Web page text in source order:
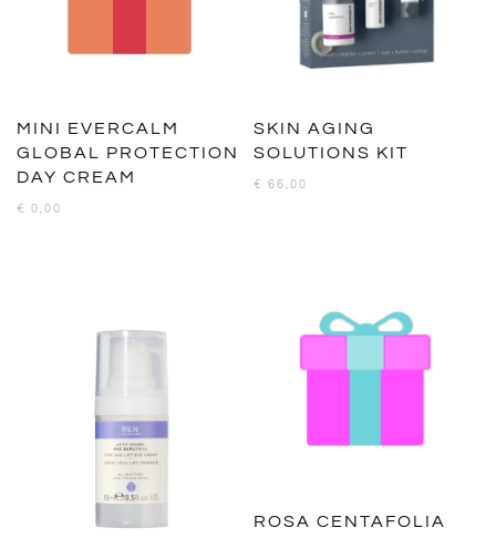
MINI EVERCALM
GLOBAL PROTECTION
DAY CREAM
€ 0,00
SKIN AGING
SOLUTIONS KIT
€ 66,00
ROSA CENTAFOLIA